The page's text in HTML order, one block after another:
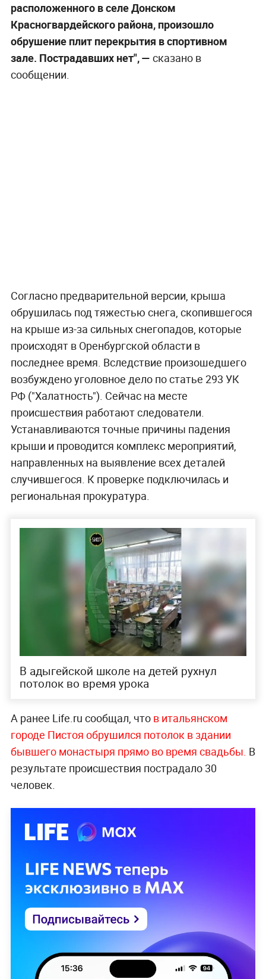
расположенного в селе Донском
Красногвардейского района, произошло
обрушение плит перекрытия в спортивном
зале. Пострадавших нет", — сказано в
сообщении.
Согласно предварительной версии, крыша
обрушилась под тяжестью снега, скопившегося
на крыше из-за сильных снегопадов, которые
происходят в Оренбургской области в
последнее время. Вследствие произошедшего
возбуждено уголовное дело по статье 293 УК
РФ ("Халатность"). Сейчас на месте
происшествия работают следователи.
Устанавливаются точные причины падения
крыши и проводится комплекс мероприятий,
направленных на выявление всех деталей
случившегося. К проверке подключилась и
региональная прокуратура.
В адыгейской школе на детей рухнул
потолок во время урока
А ранее Life.ru сообщал, что в итальянском
городе Пистоя обрушился потолок в здании
бывшего монастыря прямо во время свадьбы. В
результате происшествия пострадало 30
человек.